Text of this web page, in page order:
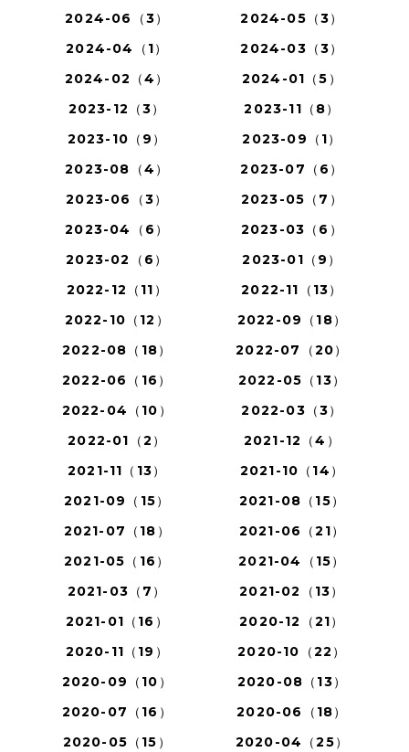
2024-06（3）
2024-05（3）
2024-04（1）
2024-03（3）
2024-02（4）
2024-01（5）
2023-12（3）
2023-11（8）
2023-10（9）
2023-09（1）
2023-08（4）
2023-07（6）
2023-06（3）
2023-05（7）
2023-04（6）
2023-03（6）
2023-02（6）
2023-01（9）
2022-12（11）
2022-11（13）
2022-10（12）
2022-09（18）
2022-08（18）
2022-07（20）
2022-06（16）
2022-05（13）
2022-04（10）
2022-03（3）
2022-01（2）
2021-12（4）
2021-11（13）
2021-10（14）
2021-09（15）
2021-08（15）
2021-07（18）
2021-06（21）
2021-05（16）
2021-04（15）
2021-03（7）
2021-02（13）
2021-01（16）
2020-12（21）
2020-11（19）
2020-10（22）
2020-09（10）
2020-08（13）
2020-07（16）
2020-06（18）
2020-05（15）
2020-04（25）